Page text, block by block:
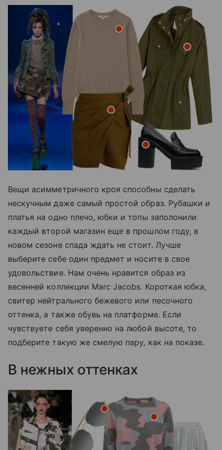
Вещи асимметричного кроя способны сделать
нескучным даже самый простой образ. Рубашки и
платья на одно плечо, юбки и топы заполонили
каждый второй магазин еще в прошлом году, в
новом сезоне спада ждать не стоит. Лучше
выберите себе один предмет и носите в свое
удовольствие. Нам очень нравится образ из
весенней коллекции Marc Jacobs. Короткая юбка,
свитер нейтрального бежевого или песочного
оттенка, а также обувь на платформе. Если
чувствуете себя уверенно на любой высоте, то
подберите такую же смелую пару, как на показе.
В нежных оттенках